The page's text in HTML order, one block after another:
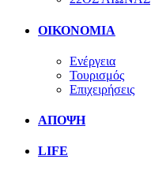
ΟΙΚΟΝΟΜΙΑ
Ενέργεια
Τουρισμός
Επιχειρήσεις
ΑΠΟΨΗ
LIFE